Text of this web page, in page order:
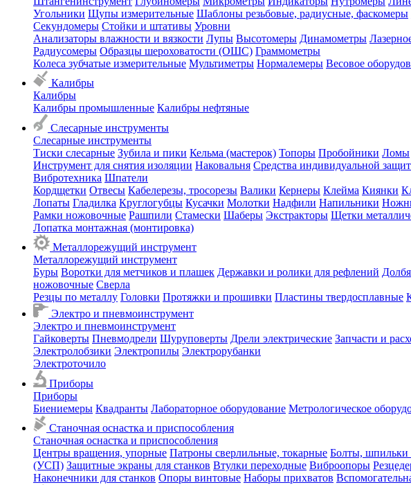
Угольники Щупы измерительные Шаблоны резьбовые, радиусные, фаскомеры
Секундомеры Стойки и штативы Уровни
Анализаторы влажности и вязкости Лупы Высотомеры Динамометры
Радиусомеры Образцы шероховатости (ОШС) Граммометры
Колеса зубчатые измерительные Мультиметры Нормалемеры Весовое
Калибры
Калибры
Калибры промышленные Калибры нефтяные
Слесарные инструменты
Слесарные инструменты
Тиски слесарные Зубила и пики Кельма (мастерок) Топоры Пробойники Ломы
Инструмент для снятия изоляции Наковальня Средства индивидуальной
Вибротехника Шпатели
Кордщетки Отвесы Кабелерезы, тросорезы Валики Кернеры Клейма Киянки
Лопаты Гладилка Круглогубцы Кусачки Молотки Надфили Напильники
Рамки ножовочные Рашпили Стамески Шаберы Экстракторы Щетки
Лопатка монтажная (монтировка)
Металлорежущий инструмент
Металлорежущий инструмент
Буры Воротки для метчиков и плашек Державки и ролики для рефлений
ножовочные Сверла
Резцы по металлу Головки Протяжки и прошивки Пластины твердосплавные
Электро и пневмоинструмент
Электро и пневмоинструмент
Гайковерты Пневмодрели Шуруповерты Дрели электрические Запчасти и
Электролобзики Электропилы Электрорубанки
Электроточило
Приборы
Приборы
Биениемеры Квадранты Лабораторное оборудование Метрологическое
Станочная оснастка и приспособления
Станочная оснастка и приспособления
Центры вращения, упорные Патроны сверлильные, токарные Болты, шпильки
(УСП) Защитные экраны для станков Втулки переходные Виброопоры
Наконечники для станков Опоры винтовые Наборы прихватов